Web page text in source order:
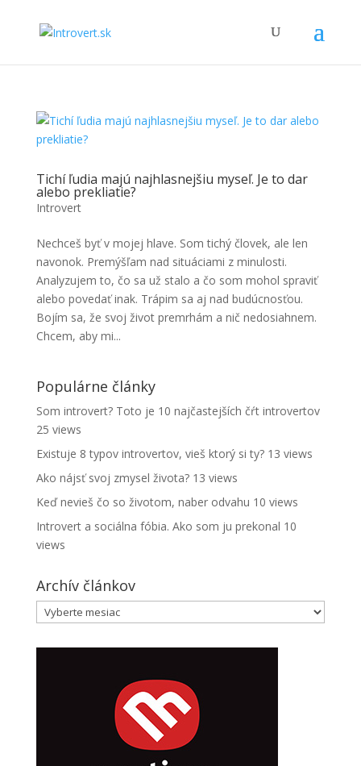
Tichí ľudia majú najhlasnejšiu myseľ. Je to dar
alebo prekliatie?
Introvert
Nechceš byť v mojej hlave. Som tichý človek, ale len
navonok. Premýšľam nad situáciami z minulosti.
Analyzujem to, čo sa už stalo a čo som mohol spraviť
alebo povedať inak. Trápim sa aj nad budúcnosťou.
Bojím sa, že svoj život premrhám a nič nedosiahnem.
Chcem, aby mi...
Populárne články
Som introvert? Toto je 10 najčastejších čŕt introvertov
25 views
Existuje 8 typov introvertov, vieš ktorý si ty? 13 views
Ako nájsť svoj zmysel života? 13 views
Keď nevieš čo so životom, naber odvahu 10 views
Introvert a sociálna fóbia. Ako som ju prekonal 10
views
Archív článkov
Archív
článkov